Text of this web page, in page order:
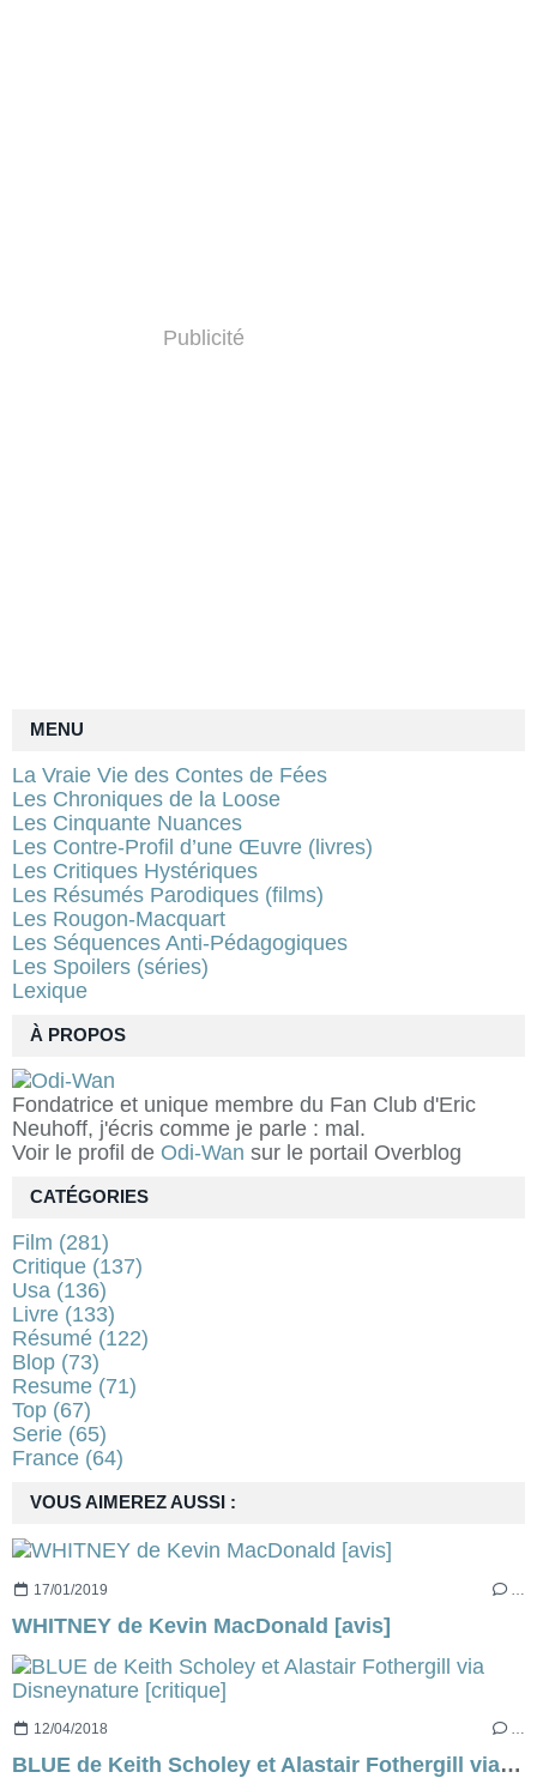
À PROPOS
Fondatrice et unique membre du Fan Club d'Eric
Neuhoff, j'écris comme je parle : mal.
Voir le profil de Odi-Wan sur le portail Overblog
Publicité
VOUS AIMEREZ AUSSI :
17/01/2019
WHITNEY de Kevin MacDonald [avis]
12/04/2018 …
BLUE de Keith Scholey et Alastair Fothergill via Disneynature [critique]
MENU
La Vraie Vie des Contes de Fées
Les Chroniques de la Loose
Les Cinquante Nuances
Les Contre-Profil d’une Œuvre (livres)
Les Critiques Hystériques
Les Résumés Parodiques (films)
Les Rougon-Macquart
Les Séquences Anti-Pédagogiques
Les Spoilers (séries)
Lexique
CATÉGORIES
Film (281)
Critique (137)
Usa (136)
Livre (133)
Résumé (122)
Blop (73)
Resume (71)
Top (67)
Serie (65)
France (64)